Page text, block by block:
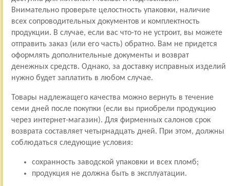
Внимательно проверьте целостность упаковки, наличие
всех сопроводительных документов и комплектность
продукции. В случае, если вас что-то не устроит, вы можете
отправить заказ (или его часть) обратно. Вам не придется
оформлять дополнительные документы и возврат
денежных средств. Однако, за доставку исправных изделий
нужно будет заплатить в любом случае.
Товары надлежащего качества можно вернуть в течение
семи дней после покупки (если вы приобрели продукцию
через интернет-магазин). Для фирменных салонов срок
возврата составляет четырнадцать дней. При этом, должны
соблюдаться следующие условия:
сохранность заводской упаковки и всех пломб;
продукция не должна быть в эксплуатации.